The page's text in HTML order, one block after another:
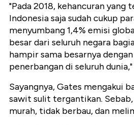
"Pada 2018, kehancuran yang
Indonesia saja sudah cukup
menyumbang 1,4% emisi
besar dari seluruh negara
hampir sama besarnya
penerbangan di seluruh
Sayangnya, Gates mengakui
sawit sulit tergantikan.
murah, tidak berbau, dan